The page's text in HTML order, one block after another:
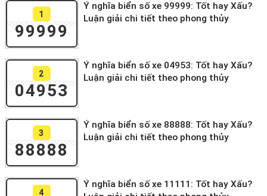
1
99999
Ý nghĩa biển số xe 99999: Tốt hay Xấu?
Luận giải chi tiết theo phong thủy
2
04953
Ý nghĩa biển số xe 04953: Tốt hay Xấu?
Luận giải chi tiết theo phong thủy
3
88888
Ý nghĩa biển số xe 88888: Tốt hay Xấu?
Luận giải chi tiết theo phong thủy
4
Ý nghĩa biển số xe 11111: Tốt hay Xấu?